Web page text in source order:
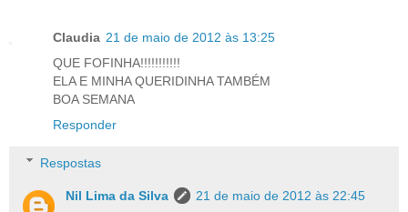
Claudia 21 de maio de 2012 às 13:25
QUE FOFINHA!!!!!!!!!!!
ELA E MINHA QUERIDINHA TAMBÉM
BOA SEMANA
Responder
Respostas
Nil Lima da Silva
21 de maio de 2012 às 22:45